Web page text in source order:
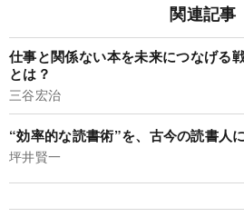
関連記事
仕事と関係ない本を未来につなげる
とは？
三谷宏治
“効率的な読書術”を、古今の読書人
坪井賢一